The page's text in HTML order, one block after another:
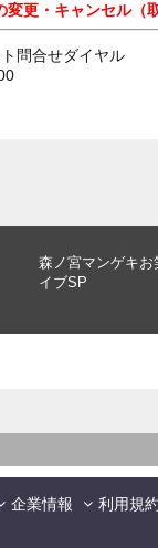
変更・キャンセル（
問合せダイヤル
森ノ宮マンゲキお
イブSP
企業情報 利用規約